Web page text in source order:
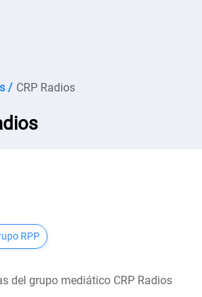
/ CRP Radios
RPP
del grupo mediático CRP Radios